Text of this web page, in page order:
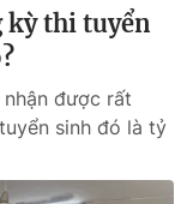
kỳ thi tuyển
được rất
sinh đó là tỷ